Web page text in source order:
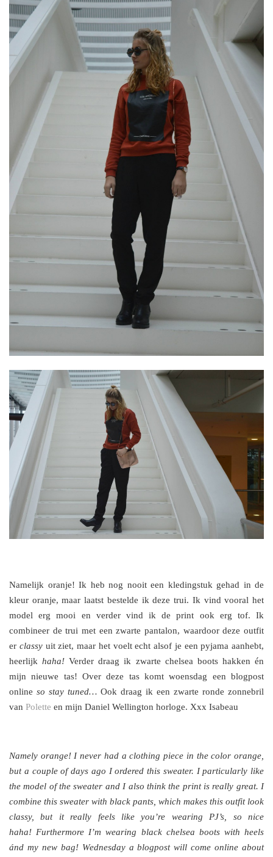
Namelijk oranje! Ik heb nog nooit een kledingstuk gehad in de
kleur oranje, maar laatst bestelde ik deze trui. Ik vind vooral het
model erg mooi en verder vind ik de print ook erg tof. Ik
combineer de trui met een zwarte pantalon, waardoor deze outfit
er classyuit ziet, maar het voelt echt alsof je een pyjama aanhebt,
heerlijkhaha!Verder draag ik zwarte chelsea boots hakken én
mijn nieuwe tas! Over deze tas komt woensdag een blogpost
online so stay tuned… Ook draag ik een zwarte ronde zonnebril
van Polette en mijn Daniel Wellington horloge. Xxx Isabeau
Namely orange! I never had a clothing piece in the color orange,
but a couple of days ago I ordered this sweater. I particularly like
the model of the sweater and I also think the print is really great. I
combine this sweater with black pants, which makes this outfit look
classy, but it really feels like you’re wearing PJ’s, so nice
haha! Furthermore I’m wearing black chelsea boots with heels
ánd my new bag! Wednesday a blogpost will come online about